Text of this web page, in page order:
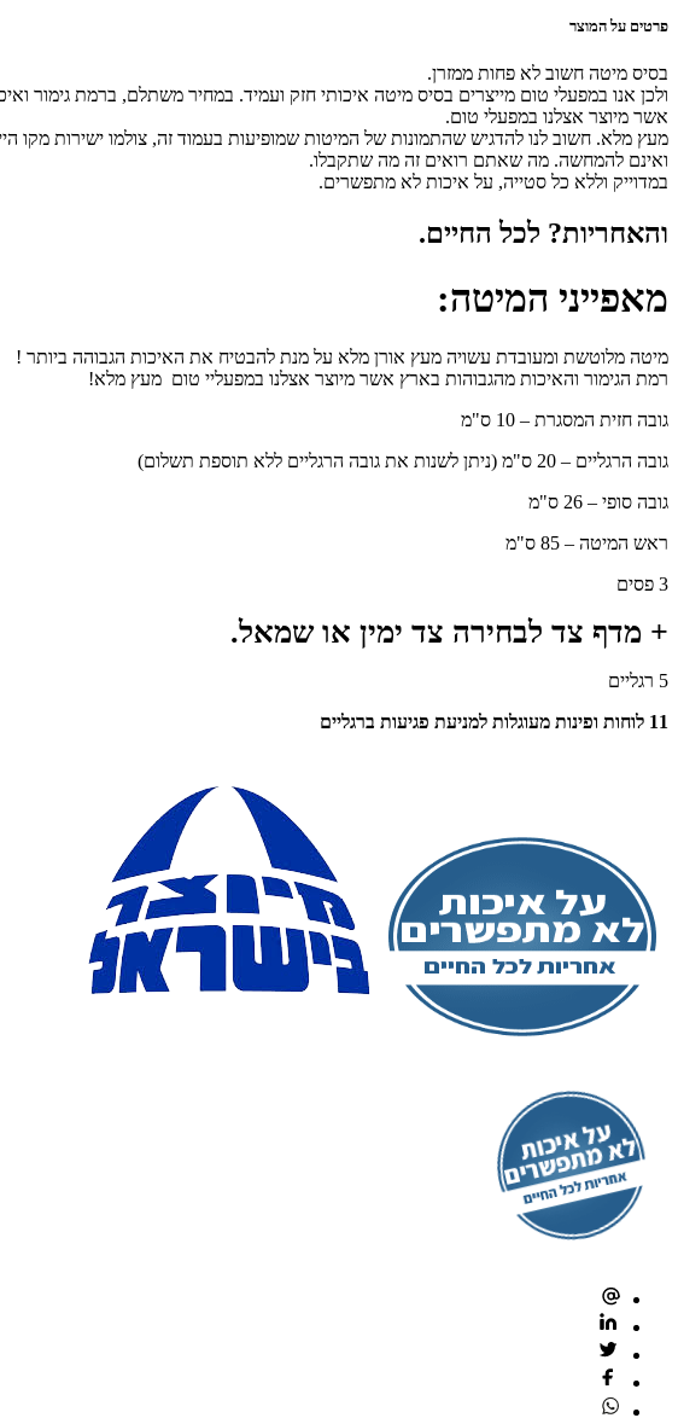
פרטים על המוצר
בסיס מיטה חשוב לא פחות ממזרן.
ולכן אנו במפעלי טום מייצרים בסיס מיטה איכותי חזק ועמיד. במחיר משתלם, ברמת גימור
אשר מיוצר אצלנו במפעלי טום.
מעץ מלא. חשוב לנו להדגיש שהתמונות של המיטות שמופיעות בעמוד זה, צולמו ישירות מקו
ואינם להמחשה. מה שאתם רואים זה מה שתקבלו.
במדוייק וללא כל סטייה, על איכות לא מתפשרים.
והאחריות? לכל החיים.
מאפייני המיטה:
מיטה מלוטשת ומעובדת עשויה מעץ אורן מלא על מנת להבטיח את האיכות הגבוהה ביותר !
רמת הגימור והאיכות מהגבוהות בארץ אשר מיוצר אצלנו במפעליי טום מעץ מלא!
גובה חזית המסגרת – 10 ס"מ
גובה הרגליים – 20 ס"מ (ניתן לשנות את גובה הרגליים ללא תוספת תשלום)
גובה סופי – 26 ס"מ
ראש המיטה – 85 ס"מ
3 פסים
+ מדף צד לבחירה צד ימין או שמאל.
5 רגליים
11 לוחות ופינות מעוגלות למניעת פגיעות ברגליים